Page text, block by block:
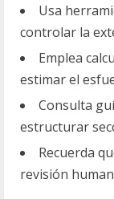
Usa
controlar la
Emplea
estimar el
Consulta
estructurar
Recuerda
revisión